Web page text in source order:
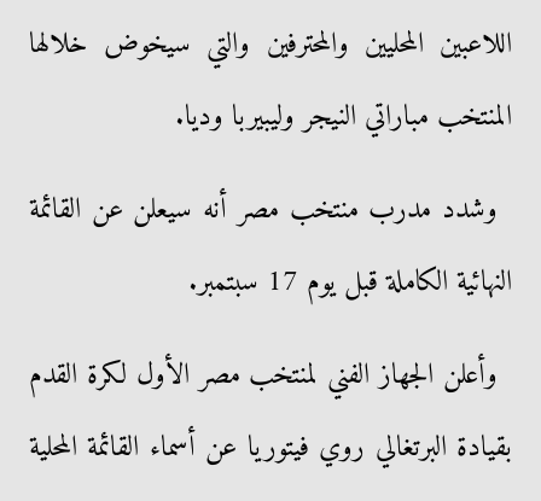
اللاعبين المحليين والمحترفين والتي سيخوض خلالها
المنتخب مباراتي النيجر وليبيربا وديا.
وشدد مدرب منتخب مصر أنه سيعلن عن القائمة
النهائية الكاملة قبل يوم 17 سبتمبر.
وأعلن الجهاز الفني لمنتخب مصر الأول لكرة القدم
بقيادة البرتغالي روي فيتوريا عن أسماء القائمة المحلية